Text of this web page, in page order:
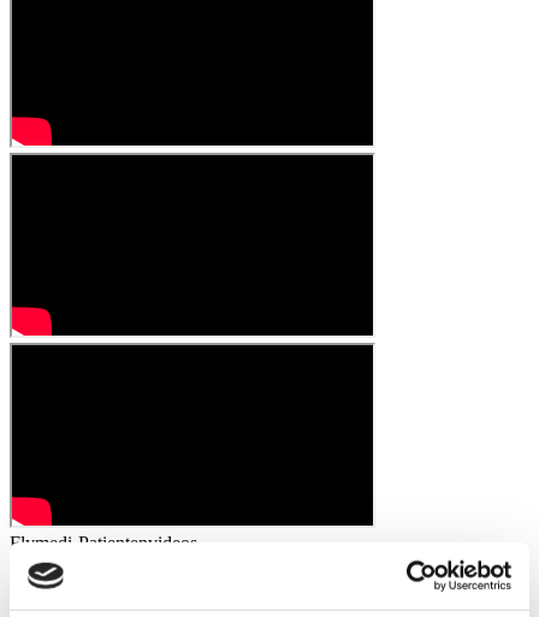
Flymedi-Patientenvideos
FILTER
Reiseziele(1 Opt. Selected)